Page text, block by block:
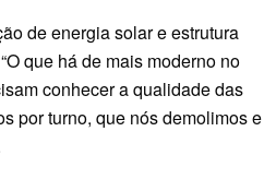
de energia solar e estrutura
que há de mais moderno no
conhecer a qualidade das
por turno, que nós demolimos e